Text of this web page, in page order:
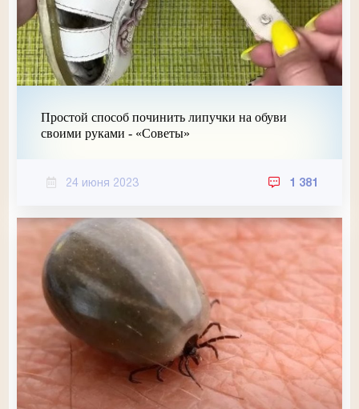
Простой способ починить липучки на обуви
своими руками - «Советы»
24 июня 2023 1 381